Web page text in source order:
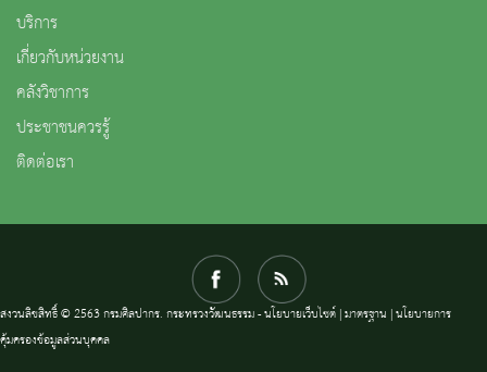
บริการ
เกี่ยวกับหน่วยงาน
คลังวิชาการ
ประชาชนควรรู้
ติดต่อเรา
สงวนลิขสิทธิ์ © 2563 กรมศิลปากร. กระทรวงวัฒนธรรม -นโยบายเว็บไซต์|มาตรฐาน |นโยบายการ
คุ้มครองข้อมูลส่วนบุคคล